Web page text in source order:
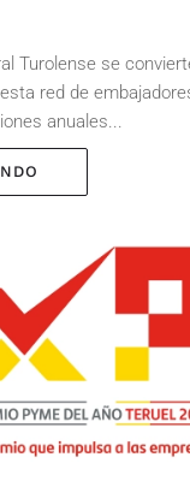
Turolense se
red de
anuales...